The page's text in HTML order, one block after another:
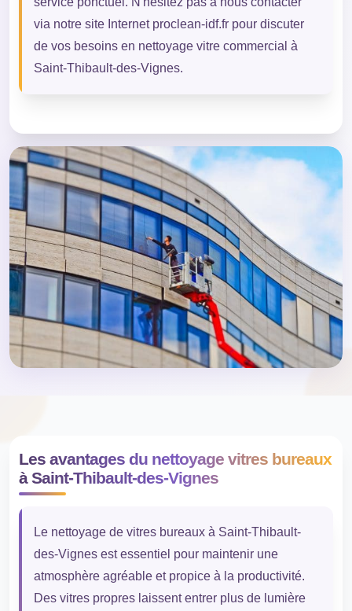
via notre site Internet proclean-idf.fr pour discuter
de vos besoins en nettoyage vitre commercial à
Saint-Thibault-des-Vignes.
Les avantages du nettoyage vitres bureaux
à Saint-Thibault-des-Vignes
Le nettoyage de vitres bureaux à Saint-Thibault-
des-Vignes est essentiel pour maintenir une
atmosphère agréable et propice à la productivité.
Des vitres propres laissent entrer plus de lumière